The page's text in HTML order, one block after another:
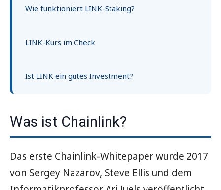
Wie funktioniert LINK-Staking?
LINK-Kurs im Check
Ist LINK ein gutes Investment?
Was ist Chainlink?
Das erste Chainlink-Whitepaper wurde 2017
von Sergey Nazarov, Steve Ellis und dem